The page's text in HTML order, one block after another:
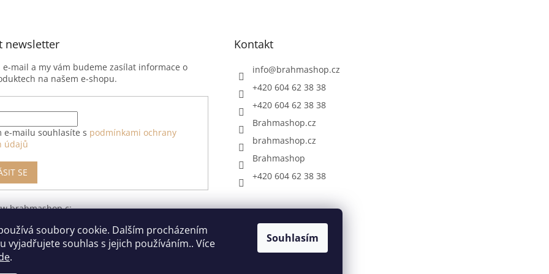
soubory cookie. Dalším procházením
vyjadřujete souhlas s jejich používáním.. Více
.
Souhlasím
newsletter
e-mail a my vám budeme zasílat informace o
na našem e-shopu.
e-mailu souhlasíte s podmínkami ochrany
údajů
SE
Kontakt
info@brahmashop.cz
+420 604 62 38 38
+420 604 62 38 38
Brahmashop.cz
brahmashop.cz
Brahmashop
+420 604 62 38 38
formular-